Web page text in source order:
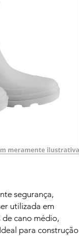
segurança,
utilizada em
cano médio,
para construção